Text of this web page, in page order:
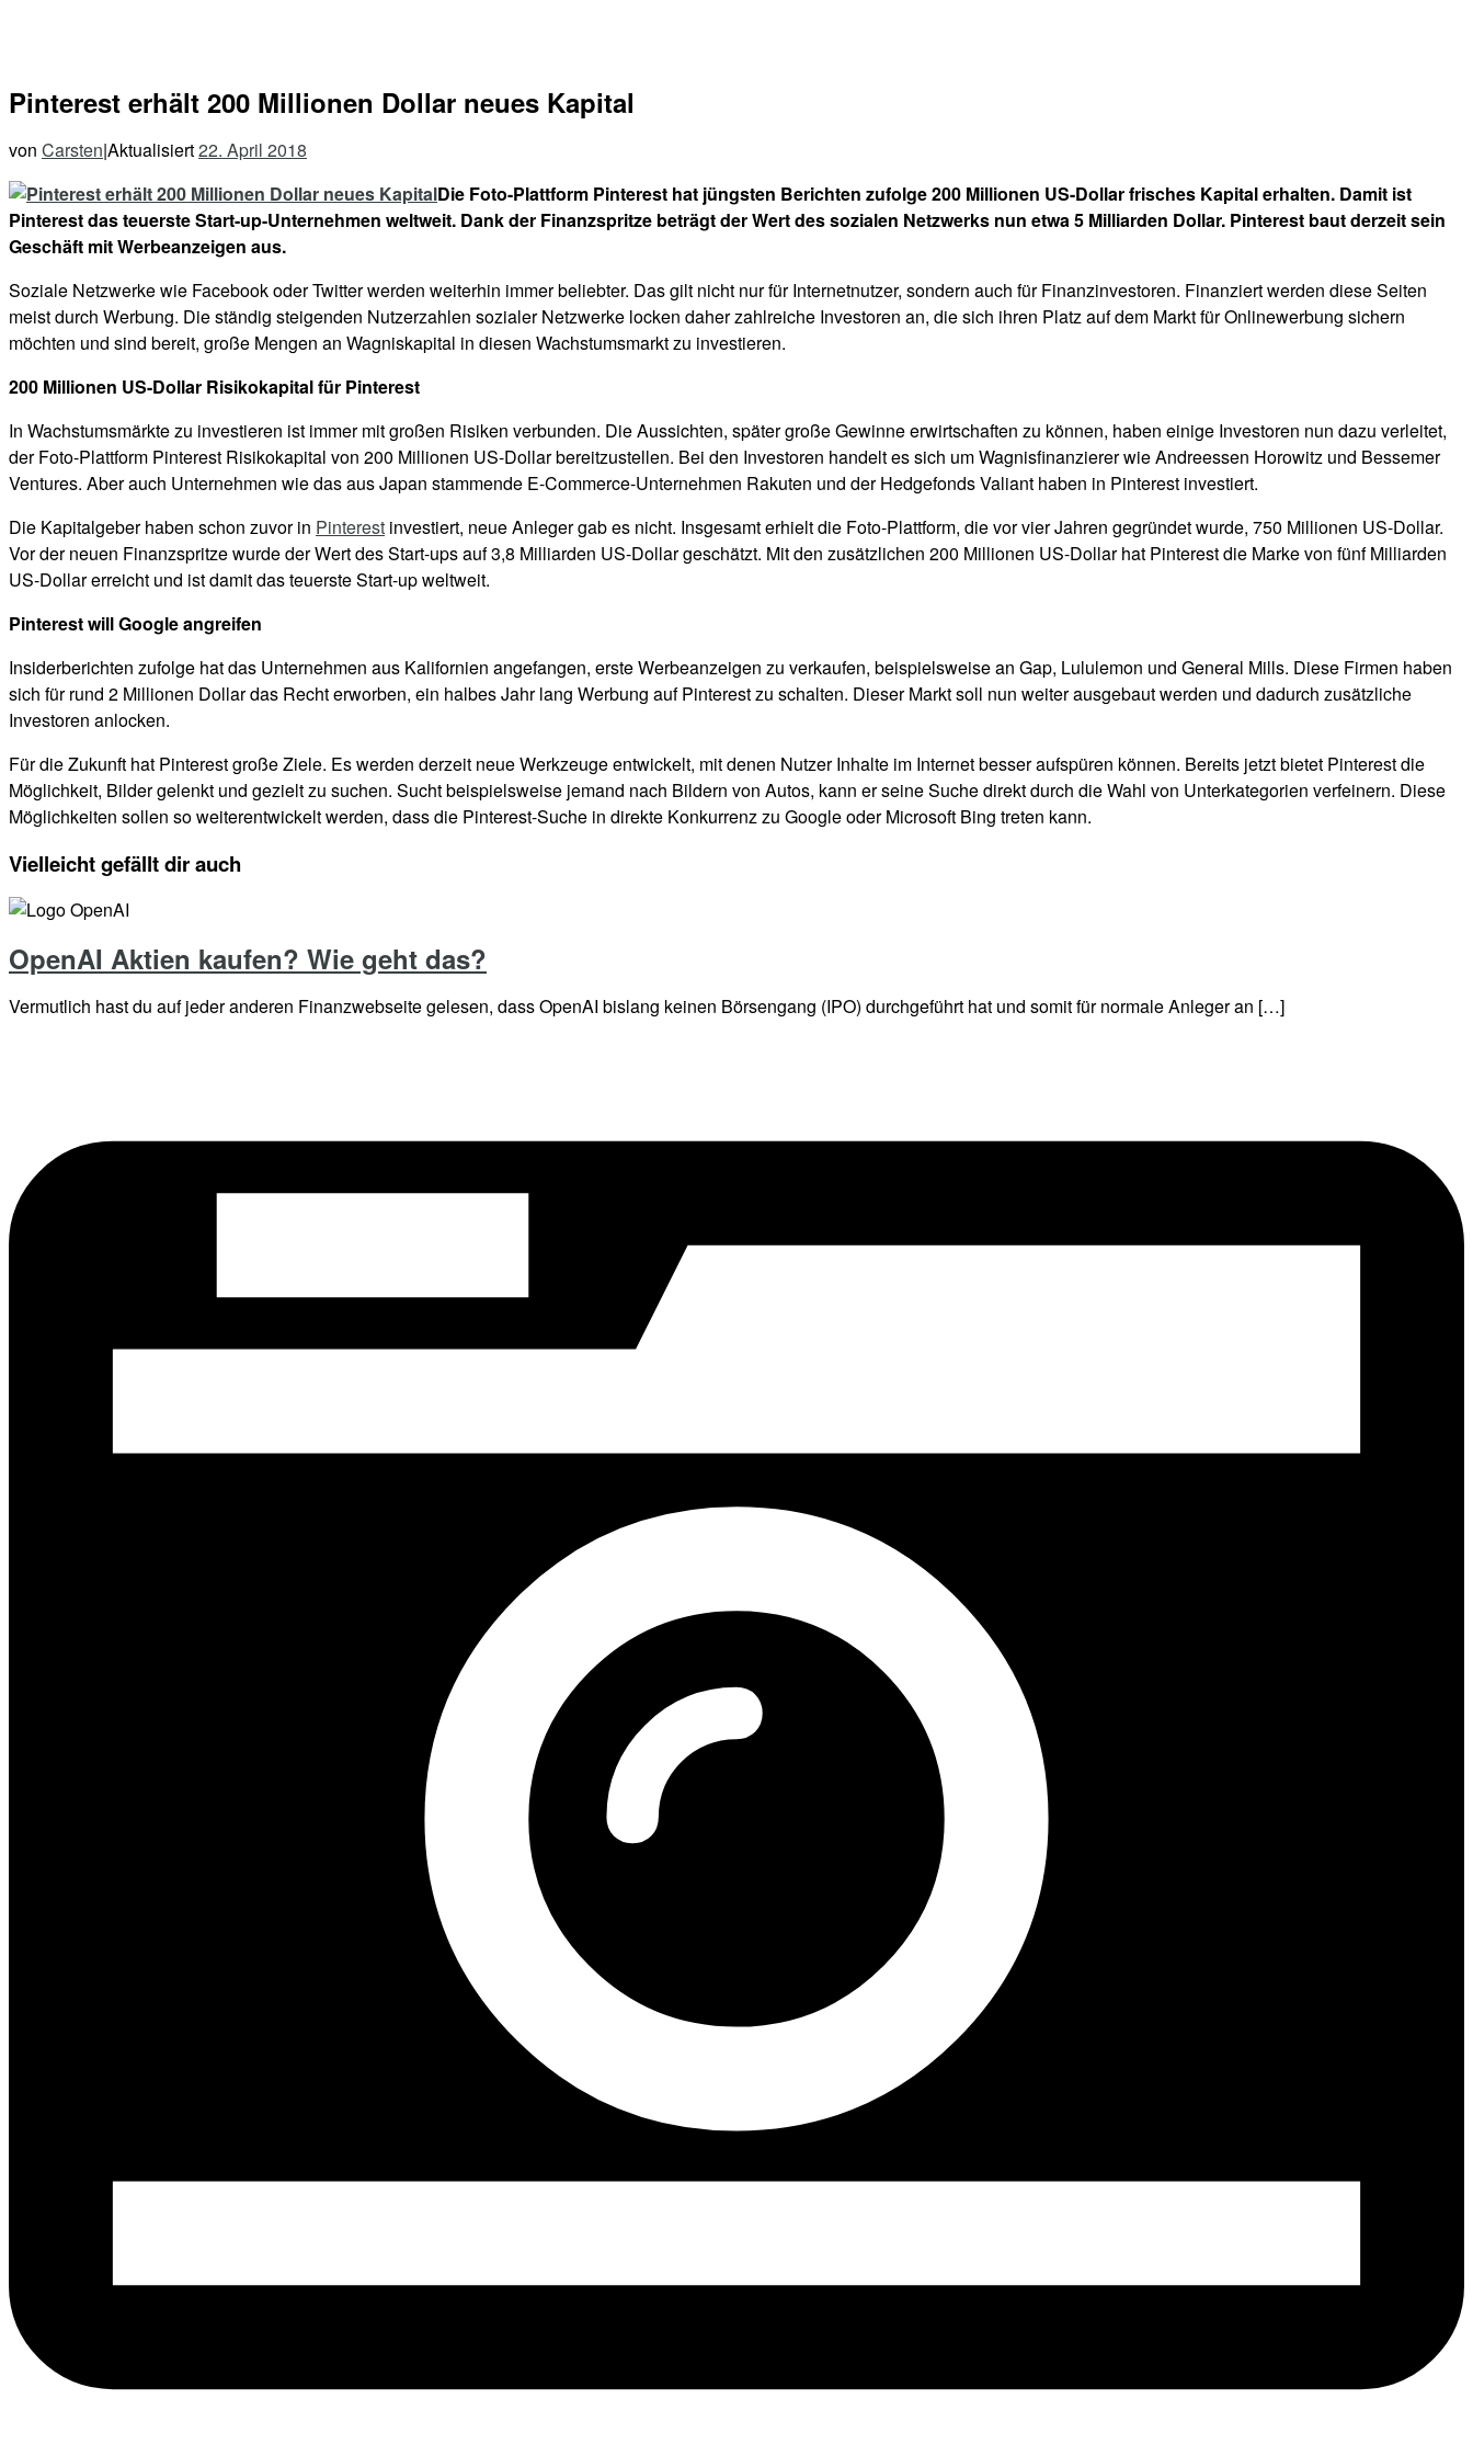
Pinterest erhält 200 Millionen Dollar neues Kapital
von Carsten|Aktualisiert22. April 2018
Die Foto-Plattform Pinterest hat jüngsten Berichten zufolge 200 Millionen US-Dollar frisches Kapital erhalten. Damit ist
Pinterest das teuerste Start-up-Unternehmen weltweit. Dank der Finanzspritze beträgt der Wert des sozialen Netzwerks nun etwa 5 Milliarden Dollar. Pinterest baut derzeit sein
Geschäft mit Werbeanzeigen aus.
Soziale Netzwerke wie Facebook oder Twitter werden weiterhin immer beliebter. Das gilt nicht nur für Internetnutzer, sondern auch für Finanzinvestoren. Finanziert werden diese Seiten
meist durch Werbung. Die ständig steigenden Nutzerzahlen sozialer Netzwerke locken daher zahlreiche Investoren an, die sich ihren Platz auf dem Markt für Onlinewerbung sichern
möchten und sind bereit, große Mengen an Wagniskapital in diesen Wachstumsmarkt zu investieren.
200 Millionen US-Dollar Risikokapital für Pinterest
In Wachstumsmärkte zu investieren ist immer mit großen Risiken verbunden. Die Aussichten, später große Gewinne erwirtschaften zu können, haben einige Investoren nun dazu verleitet,
der Foto-Plattform Pinterest Risikokapital von 200 Millionen US-Dollar bereitzustellen. Bei den Investoren handelt es sich um Wagnisfinanzierer wie Andreessen Horowitz und Bessemer
Ventures. Aber auch Unternehmen wie das aus Japan stammende E-Commerce-Unternehmen Rakuten und der Hedgefonds Valiant haben in Pinterest investiert.
Die Kapitalgeber haben schon zuvor in Pinterest investiert, neue Anleger gab es nicht. Insgesamt erhielt die Foto-Plattform, die vor vier Jahren gegründet wurde, 750 Millionen US-Dollar.
Vor der neuen Finanzspritze wurde der Wert des Start-ups auf 3,8 Milliarden US-Dollar geschätzt. Mit den zusätzlichen 200 Millionen US-Dollar hat Pinterest die Marke von fünf Milliarden
US-Dollar erreicht und ist damit das teuerste Start-up weltweit.
Pinterest will Google angreifen
Insiderberichten zufolge hat das Unternehmen aus Kalifornien angefangen, erste Werbeanzeigen zu verkaufen, beispielsweise an Gap, Lululemon und General Mills. Diese Firmen haben
sich für rund 2 Millionen Dollar das Recht erworben, ein halbes Jahr lang Werbung auf Pinterest zu schalten. Dieser Markt soll nun weiter ausgebaut werden und dadurch zusätzliche
Investoren anlocken.
Für die Zukunft hat Pinterest große Ziele. Es werden derzeit neue Werkzeuge entwickelt, mit denen Nutzer Inhalte im Internet besser aufspüren können. Bereits jetzt bietet Pinterest die
Möglichkeit, Bilder gelenkt und gezielt zu suchen. Sucht beispielsweise jemand nach Bildern von Autos, kann er seine Suche direkt durch die Wahl von Unterkategorien verfeinern. Diese
Möglichkeiten sollen so weiterentwickelt werden, dass die Pinterest-Suche in direkte Konkurrenz zu Google oder Microsoft Bing treten kann.
Vielleicht gefällt dir auch
OpenAI Aktien kaufen? Wie geht das?
Vermutlich hast du auf jeder anderen Finanzwebseite gelesen, dass OpenAI bislang keinen Börsengang (IPO) durchgeführt hat und somit für normale Anleger an […]